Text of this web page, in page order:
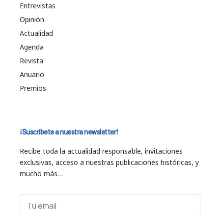
Entrevistas
Opinión
Actualidad
Agenda
Revista
Anuario
Premios
¡Suscríbete a nuestra newsletter!
Recibe toda la actualidad responsable, invitaciones
exclusivas, acceso a nuestras publicaciones históricas, y
mucho más…